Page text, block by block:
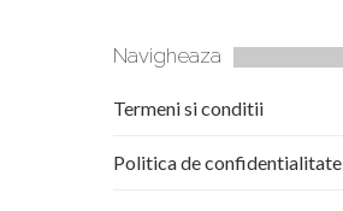
Navigheaza
Termeni si conditii
Politica de confidentialitate